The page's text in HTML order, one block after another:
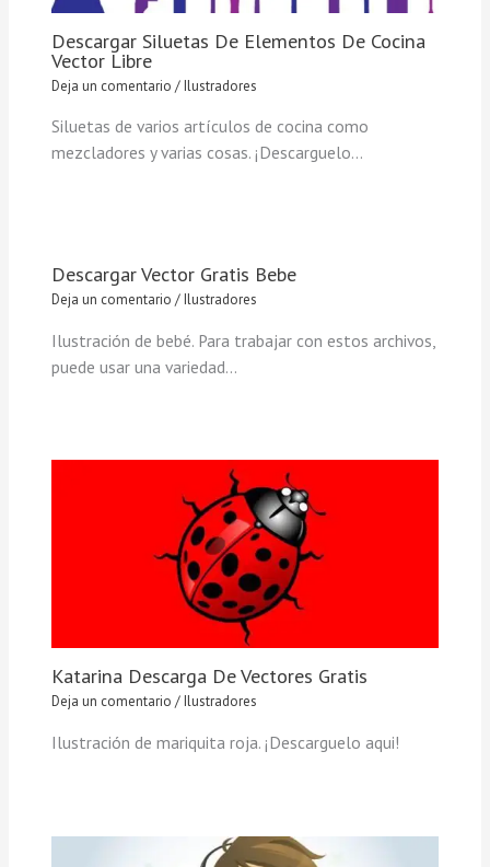
Descargar Siluetas De Elementos De Cocina
Vector Libre
Deja un comentario /Ilustradores
Siluetas de varios artículos de cocina como
mezcladores y varias cosas. ¡Descarguelo…
Descargar Vector Gratis Bebe
Deja un comentario /Ilustradores
Ilustración de bebé. Para trabajar con estos archivos,
puede usar una variedad…
Katarina Descarga De Vectores Gratis
Deja un comentario /Ilustradores
Ilustración de mariquita roja. ¡Descarguelo aqui!